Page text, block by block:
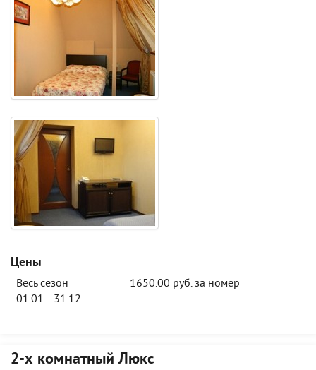
Цены
Весь сезон
01.01 - 31.12
1650.00 руб. за номер
2-х комнатный Люкс